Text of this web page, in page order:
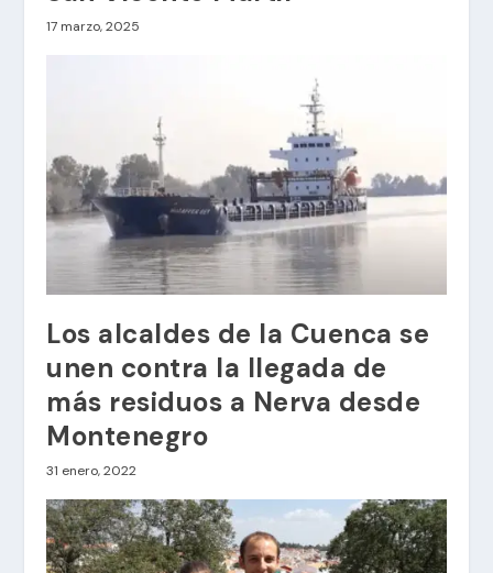
17 marzo, 2025
Los alcaldes de la Cuenca se
unen contra la llegada de
más residuos a Nerva desde
Montenegro
31 enero, 2022